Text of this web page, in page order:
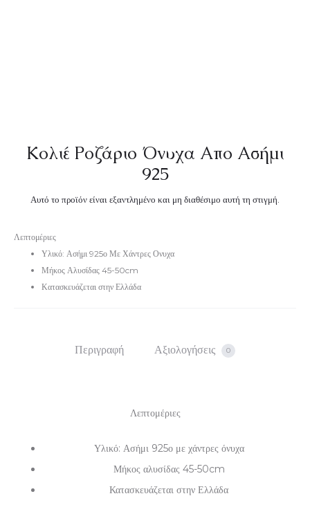
Κολιέ Ροζάριο Όνυχα Απο Ασήμι
925
Λεπτομέριες
Υλικό: Ασήμι 925ο Με Χάντρες Ονυχα
Μήκος Αλυσίδας 45-50cm
Κατασκευάζεται στην Ελλάδα
Αυτό το προϊόν είναι εξαντλημένο και μη διαθέσιμο αυτή τη στιγμή.
Περιγραφή Αξιολογήσεις 0
Λεπτομέριες
Υλικό: Ασήμι 925ο με χάντρες όνυχα
Μήκος αλυσίδας 45-50cm
Κατασκευάζεται στην Ελλάδα